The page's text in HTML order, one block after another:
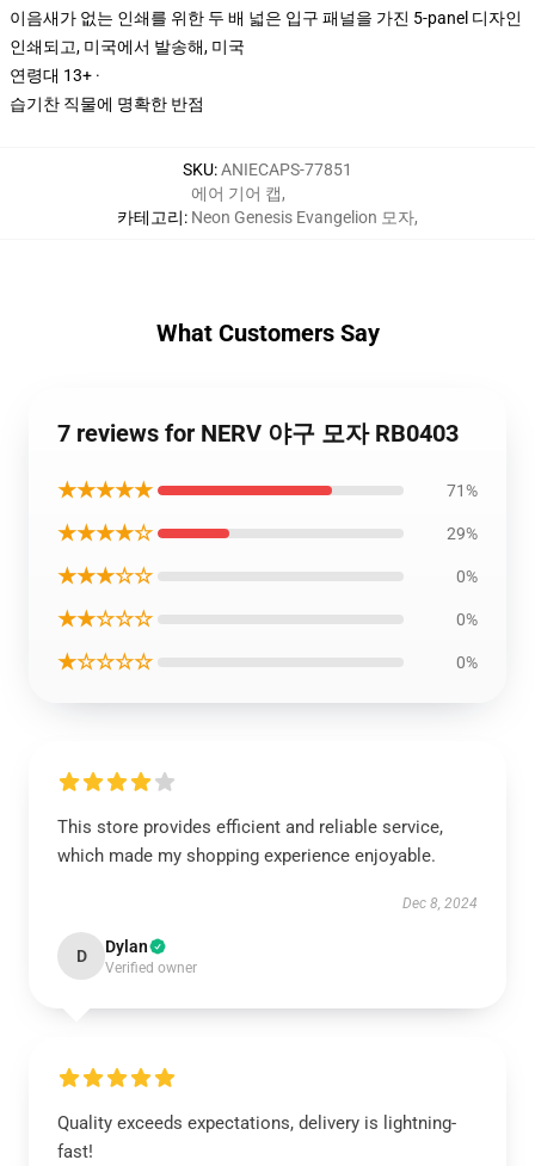
이음새가 없는 인쇄를 위한 두 배 넓은 입구 패널을 가진 5-panel 디자인
인쇄되고, 미국에서 발송해, 미국
연령대 13+ ·
습기찬 직물에 명확한 반점
SKU:ANIECAPS-77851
카테고리:
에어 기어 캡,
Neon Genesis Evangelion 모자,
What Customers Say
7 reviews for NERV 야구 모자 RB0403
★★★★★ 71%
★★★★☆ 29%
★★★☆☆ 0%
★★☆☆☆ 0%
★☆☆☆☆ 0%
This store provides efficient and reliable service,
which made my shopping experience enjoyable.
Dec 8, 2024
D Dylan
Verified owner
Quality exceeds expectations, delivery is lightning-
fast!